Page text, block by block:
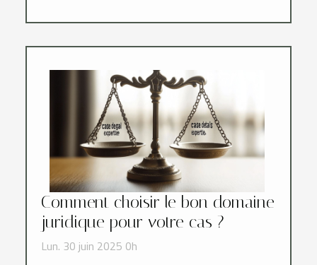
Comment choisir le bon domaine
juridique pour votre cas ?
Lun. 30 juin 2025 0h